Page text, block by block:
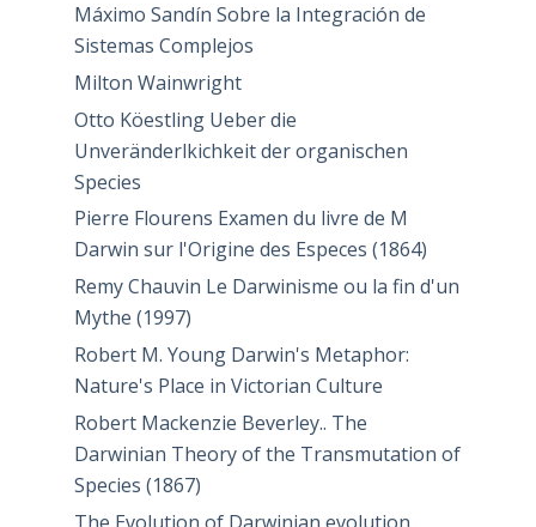
Máximo Sandín Sobre la Integración de
Sistemas Complejos
Milton Wainwright
Otto Köestling Ueber die
Unveränderlkichkeit der organischen
Species
Pierre Flourens Examen du livre de M
Darwin sur l'Origine des Especes (1864)
Remy Chauvin Le Darwinisme ou la fin d'un
Mythe (1997)
Robert M. Young Darwin's Metaphor:
Nature's Place in Victorian Culture
Robert Mackenzie Beverley.. The
Darwinian Theory of the Transmutation of
Species (1867)